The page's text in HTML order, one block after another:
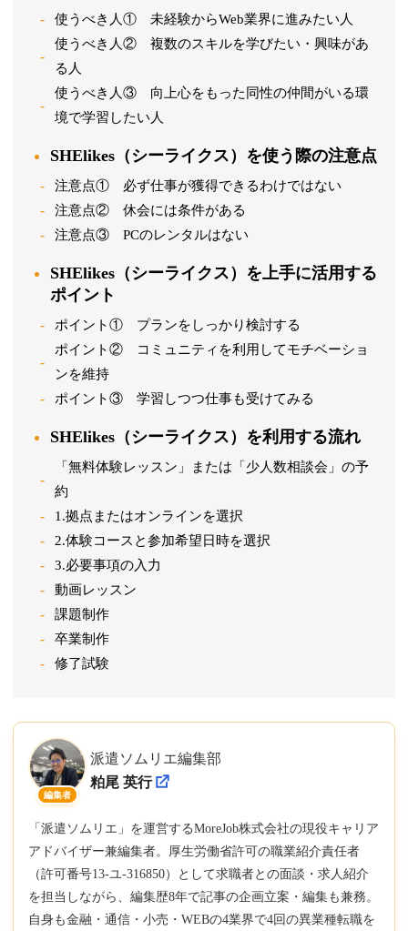
使うべき人① 未経験からWeb業界に進みたい人
使うべき人② 複数のスキルを学びたい・興味があ
る人
使うべき人③ 向上心をもった同性の仲間がいる環
境で学習したい人
SHElikes（シーライクス）を使う際の注意点
注意点① 必ず仕事が獲得できるわけではない
注意点② 休会には条件がある
注意点③ PCのレンタルはない
SHElikes（シーライクス）を上手に活用する
ポイント
ポイント① プランをしっかり検討する
ポイント② コミュニティを利用してモチベーショ
ンを維持
ポイント③ 学習しつつ仕事も受けてみる
SHElikes（シーライクス）を利用する流れ
「無料体験レッスン」または「少人数相談会」の予
約
1.拠点またはオンラインを選択
2.体験コースと参加希望日時を選択
3.必要事項の入力
動画レッスン
課題制作
卒業制作
修了試験
編集者
派遣ソムリエ編集部
粕尾 英行
「派遣ソムリエ」を運営するMoreJob株式会社の現役キャリア
アドバイザー兼編集者。厚生労働省許可の職業紹介責任者
（許可番号13-ユ-316850）として求職者との面談・求人紹介
を担当しながら、編集歴8年で記事の企画立案・編集も兼務。
自身も金融・通信・小売・WEBの4業界で4回の異業種転職を